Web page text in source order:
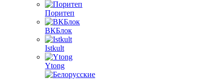
Поритеп
ВКБлок
Istkult
Ytong